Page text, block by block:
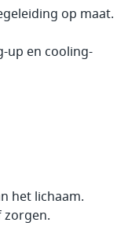
op maat.
up en cooling-
het lichaam.